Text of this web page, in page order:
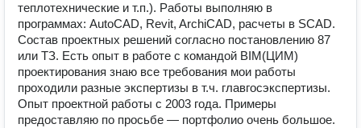
теплотехнические и т.п.). Работы выполняю в
программах: AutoCAD, Revit, ArchiCAD, расчеты в SCAD.
Состав проектных решений согласно постановлению 87
или ТЗ. Есть опыт в работе с командой BIM(ЦИМ)
проектирования знаю все требования мои работы
проходили разные экспертизы в т.ч. главгосэкспертизы.
Опыт проектной работы с 2003 года. Примеры
предоставляю по просьбе — портфолио очень большое.